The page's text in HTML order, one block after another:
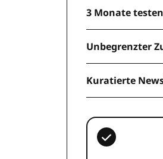
3 Monate
Unbegrenzter
Kuratierte